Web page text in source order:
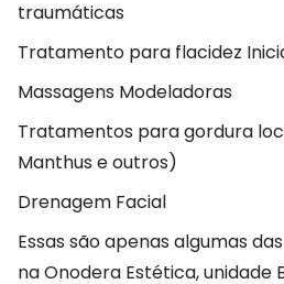
traumáticas
Tratamento para flacidez
Massagens Modeladoras
Tratamentos para gordura
Manthus e outros)
Drenagem Facial
Essas são apenas algumas
na Onodera Estética, unidade